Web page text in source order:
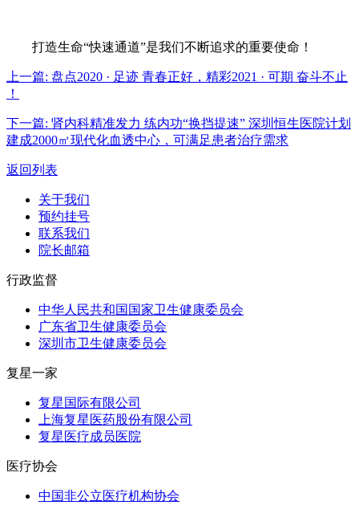
打造生命“快速通道”是我们不断追求的重要使命！
上一篇: 盘点2020 · 足迹 青春正好，精彩2021 · 可期 奋斗不止
！
下一篇: 肾内科精准发力 练内功“换挡提速” 深圳恒生医院计划
建成2000㎡现代化血透中心，可满足患者治疗需求
返回列表
关于我们
预约挂号
联系我们
院长邮箱
行政监督
中华人民共和国国家卫生健康委员会
广东省卫生健康委员会
深圳市卫生健康委员会
复星一家
复星国际有限公司
上海复星医药股份有限公司
复星医疗成员医院
医疗协会
中国非公立医疗机构协会